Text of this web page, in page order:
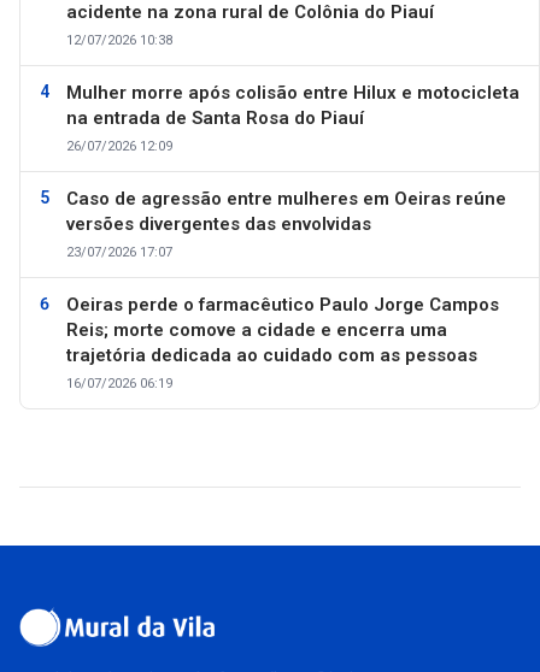
acidente na zona rural de Colônia do Piauí
12/07/2026 10:38
Mulher morre após colisão entre Hilux e motocicleta
na entrada de Santa Rosa do Piauí
26/07/2026 12:09
Caso de agressão entre mulheres em Oeiras reúne
versões divergentes das envolvidas
23/07/2026 17:07
Oeiras perde o farmacêutico Paulo Jorge Campos
Reis; morte comove a cidade e encerra uma
trajetória dedicada ao cuidado com as pessoas
16/07/2026 06:19